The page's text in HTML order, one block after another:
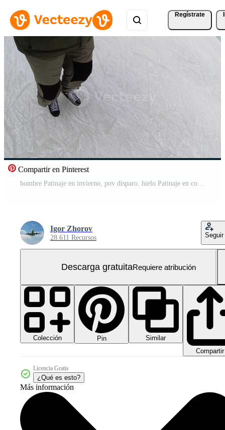
Regístrate
Compartir en Pinterest
hombre Patinaje en invierno, pov disparo. hielo Patinaje en congelado lago. invierno al aire libre deporte ocupaciones Vídeo Gratis
Igor Zhorov
28.611 Recursos Seguir
Descarga gratuitaRequiere atribución
Colección Pin
Similar
Compartir
Licencia Gratis
¿Qué es esto?
Más información